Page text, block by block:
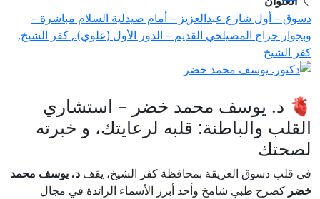
دسوق – أول شارع عبدالعزيز – أمام صيدلية السلام مباشرة –
وبجوار جراج المصيلحي القديم – الدور الأول (علوي)., كفر الشيخ,
كفر الشيخ
🫀 د. يوسف محمد خضر – استشاري
القلب والباطنة: قلبه لرعايتك، و خبرته
لصحتك
في قلب دسوق العريقة بمحافظة كفر الشيخ، يقف د. يوسف محمد
خضر كصرح طبي شامخ وأحد أبرز الأسماء الرائدة في مجال